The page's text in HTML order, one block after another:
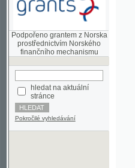
Podpořeno grantem z Norska
prostřednictvím Norského
hledat na aktuální
stránce
Pokročilé vyhledávání